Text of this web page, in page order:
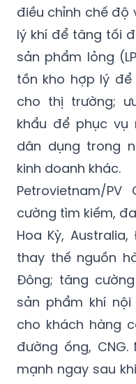
điều chỉnh chế độ
lý khí để tăng tối
sản phẩm lỏng
tồn kho hợp lý
cho thị trường;
khẩu để phục vụ
dân dụng trong
kinh doanh khác.
Petrovietnam/
cường tìm kiếm,
Hoa Kỳ,
thay thế nguồn
Đông; tăng
sản phẩm khí
cho khách hàng
đường ống,
mạnh ngay sau